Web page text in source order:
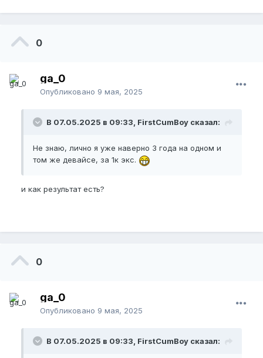
0
ga_0
Опубликовано 9 мая, 2025
В 07.05.2025 в 09:33, FirstCumBoy сказал:
Не знаю, лично я уже наверно 3 года на одном и
том же девайсе, за 1к экс.
и как результат есть?
0
ga_0
Опубликовано 9 мая, 2025
В 07.05.2025 в 09:33, FirstCumBoy сказал: